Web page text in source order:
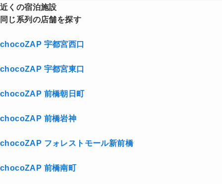
近くの宿泊施設
同じ系列の店舗を探す
chocoZAP 宇都宮西口
chocoZAP 宇都宮東口
chocoZAP 前橋朝日町
chocoZAP 前橋岩神
chocoZAP フォレストモール新前橋
chocoZAP 前橋南町